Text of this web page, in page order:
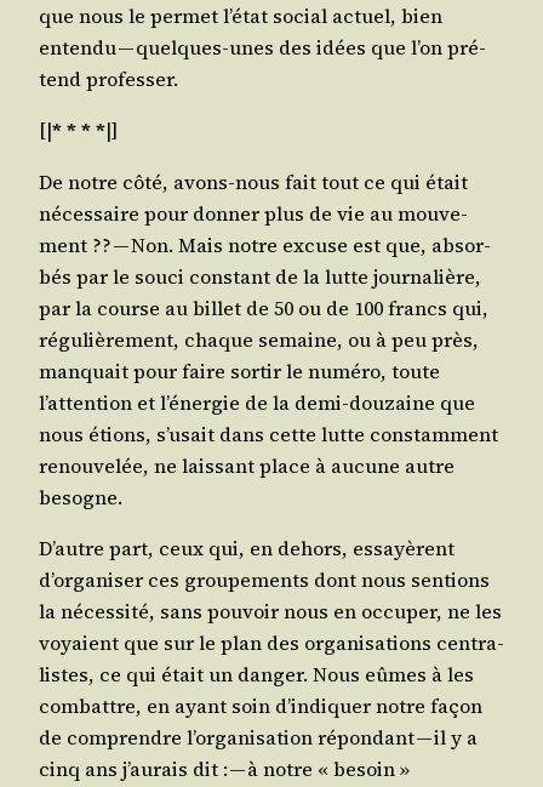
que nous le per­met l’état social actuel, bien
enten­du — quelques-unes des idées que l’on pré­
tend professer.
[|* * * *|]
De notre côté, avons-nous fait tout ce qui était
néces­saire pour don­ner plus de vie au mou­ve­
ment ?? — Non. Mais notre excuse est que, absor­
bés par le sou­ci constant de la lutte jour­na­lière,
par la course au billet de 50 ou de 100 francs qui,
régu­liè­re­ment, chaque semaine, ou à peu près,
man­quait pour faire sor­tir le numé­ro, toute
l’attention et l’énergie de la demi-dou­zaine que
nous étions, s’usait dans cette lutte constam­ment
renou­ve­lée, ne lais­sant place à aucune autre
besogne.
D’autre part, ceux qui, en dehors, essayèrent
d’organiser ces grou­pe­ments dont nous sen­tions
la néces­si­té, sans pou­voir nous en occu­per, ne les
voyaient que sur le plan des orga­ni­sa­tions cen­tra­
listes, ce qui était un dan­ger. Nous eûmes à les
com­battre, en ayant soin d’indiquer notre façon
de com­prendre l’organisation répon­dant — il y a
cinq ans j’aurais dit : — à notre « besoin »